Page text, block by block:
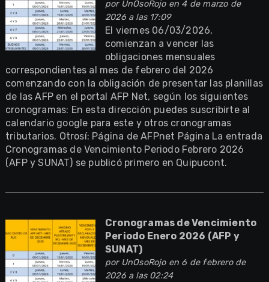
por UnOsoRojoen 4 de marzo de
2026 a las 17:09
El viernes 06/03/2026,
comienzan a vencer las
obligaciones mensuales
correspondientes al mes de febrero del 2026
comenzando con la obligación de presentar las planillas
de las AFP en el portal AFP Net, según los siguientes
cronogramas: En esta dirección puedes suscribirte al
calendario google para este y otros cronogramas
tributarios. Otrosí: Página de AFPnet Página La entrada
Cronogramas de Vencimiento Periodo Febrero 2026
(AFP y SUNAT) se publicó primero en Quipucont.
Cronogramas de Vencimiento
Periodo Enero 2026 (AFP y
SUNAT)
por UnOsoRojoen 6 de febrero de
2026 a las 02:24